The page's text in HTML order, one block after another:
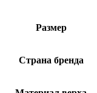
Размер
Страна бренда